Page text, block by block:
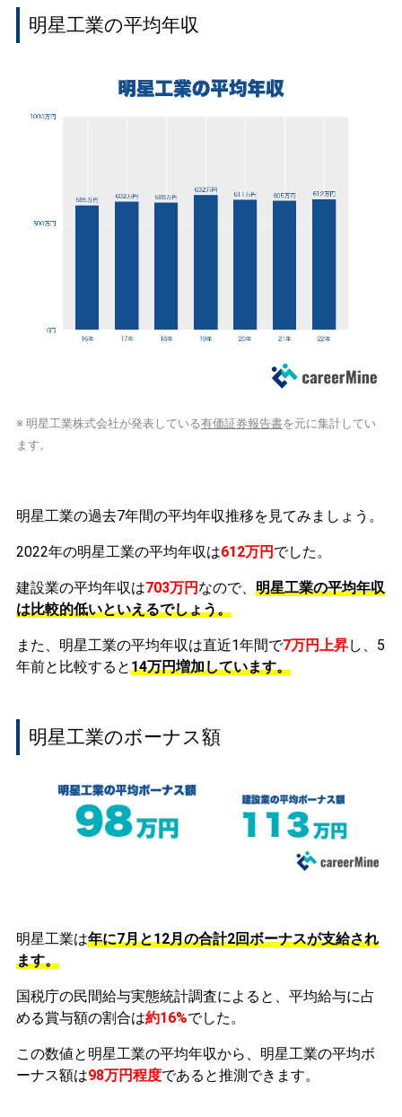
明星工業の平均年収
※ 明星工業株式会社が発表している有価証券報告書を元に集計してい
ます。
明星工業の過去7年間の平均年収推移を見てみましょう。
2022年の明星工業の平均年収は612万円 でした。
建設業の平均年収は703万円 なので、 明星工業の平均年収
は比較的低いといえるでしょう。
また、明星工業の平均年収は直近1年間で7万円上昇し、5
年前と比較すると14万円増加しています。
明星工業のボーナス額
明星工業は年に7月と12月の合計2回ボーナスが支給され
ます。
国税庁の民間給与実態統計調査によると、平均給与に占
める賞与額の割合は約16%でした。
この数値と明星工業の平均年収から、明星工業の平均ボ
ーナス額は98万円程度であると推測できます。